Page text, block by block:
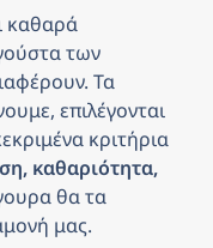
καθαρά
των
Τα
επιλέγονται
κριτήρια
καθαριότητα,
θα τα
μας.